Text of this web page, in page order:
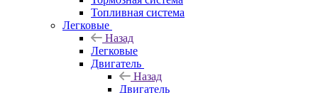
Топливная система
Легковые
Назад
Легковые
Двигатель
Назад
Двигатель